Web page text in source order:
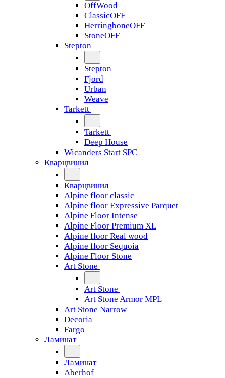
OffWood
ClassicOFF
HerringboneOFF
StoneOFF
Stepton
Stepton
Fjord
Urban
Weave
Tarkett
Tarkett
Deep House
Wicanders Start SPC
Кварцвинил
Кварцвинил
Alpine floor classic
Alpine floor Expressive Parquet
Alpine Floor Intense
Alpine Floor Premium XL
Alpine floor Real wood
Alpine floor Sequoia
Alpine Floor Stone
Art Stone
Art Stone
Art Stone Armor MPL
Art Stone Narrow
Decoria
Fargo
Ламинат
Ламинат
Aberhof